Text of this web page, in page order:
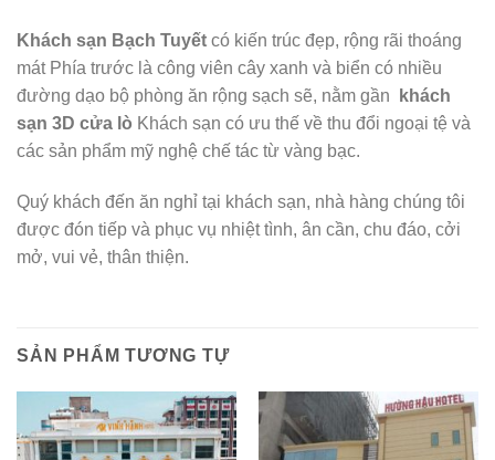
Khách sạn Bạch Tuyết có kiến trúc đẹp, rộng rãi thoáng
mát Phía trước là công viên cây xanh và biển có nhiều
đường dạo bộ phòng ăn rộng sạch sẽ, nằm gần
khách
sạn 3D cửa lò Khách sạn có ưu thế về thu đổi ngoại tệ và
các sản phẩm mỹ nghệ chế tác từ vàng bạc.
Quý khách đến ăn nghỉ tại khách sạn, nhà hàng chúng tôi
được đón tiếp và phục vụ nhiệt tình, ân cần, chu đáo, cởi
mở, vui vẻ, thân thiện.
SẢN PHẨM TƯƠNG TỰ